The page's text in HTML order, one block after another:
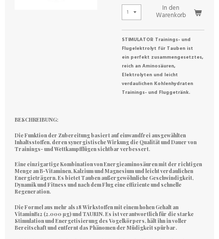
In den
Warenkorb
STIMULATOR Trainings- und
Flugelektrolyt für Tauben ist
ein perfekt zusammengesetztes,
reich an Aminosäuren,
Elektrolyten und leicht
verdaulichen Kohlenhydraten
Trainings- und Fluggetränk.
BESCHREIBUNG:
Die Funktion der Zubereitung basiert auf einwandfrei ausgewählten
Inhaltsstoffen, deren synergistische Wirkung die Qualität und Dauer von
Trainings- und Wettkampfflügen sichtbar verbessert.
Eine einzigartige Kombination von Energieaminosäuren mit der richtigen
Menge an B-Vitaminen, Kalzium und Magnesium und leicht verdaulichen
Energieträgern. Es bietet Tauben außergewöhnliche Geschwindigkeit,
Dynamik und Fitness und nach dem Flug eine effiziente und schnelle
Regeneration.
Die Formel aus mehr als 18 Wirkstoffen mit einem hohen Gehalt an
VitaminB12 (2.000 μg)und TAURIN. Es ist verantwortlich für die starke
Stimulation und Energetisierung des Vogelkörpers, hält ihn in voller
Bereitschaft und entfernt das Phänomen der Müdigkeit spürbar.